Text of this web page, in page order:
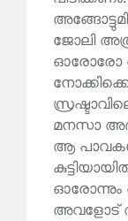
ജോലി
ഓരോരോ
മനസാ
ആ പാവകൾ
ഓരോന്നും
അവളോട്